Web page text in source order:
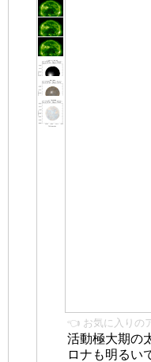
👈 お気に入りの
活動極大期の
ロナも明るい